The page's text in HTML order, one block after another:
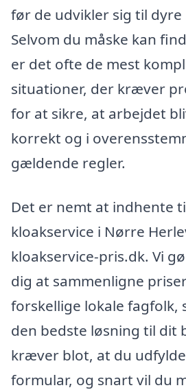
før de udvikler sig til
Selvom du måske kan
er det ofte de mest
situationer, der kræver
for at sikre, at arbejdet
korrekt og i
gældende regler.
Det er nemt at indhente
kloakservice i Nørre
kloakservice-pris.dk. Vi
dig at sammenligne
forskellige lokale fagfolk,
den bedste løsning til dit
kræver blot, at du
formular, og snart vil du